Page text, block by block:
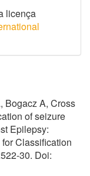
licença
Bogacz A, Cross
of seizure
Epilepsy:
Classification
30. Doi: